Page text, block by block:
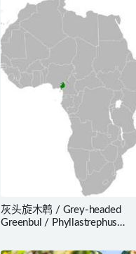
灰头旋木鹎 / Grey-headed
Greenbul / Phyllastrephus